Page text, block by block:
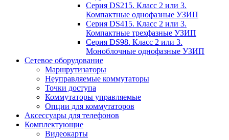
Серия DS215. Класс 2 или 3.
Компактные однофазные УЗИП
Серия DS415. Класс 2 или 3.
Компактные трехфазные УЗИП
Серия DS98. Класс 2 или 3.
Моноблочные однофазные УЗИП
Сетевое оборудование
Маршрутизаторы
Неуправляемые коммутаторы
Точки доступа
Коммутаторы управляемые
Опции для коммутаторов
Аксессуары для телефонов
Комплектующие
Видеокарты